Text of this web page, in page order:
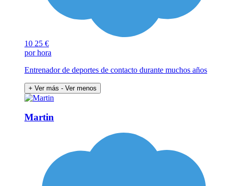
10 25 €
por hora
Entrenador de deportes de contacto durante muchos años
+ Ver más - Ver menos
Martin